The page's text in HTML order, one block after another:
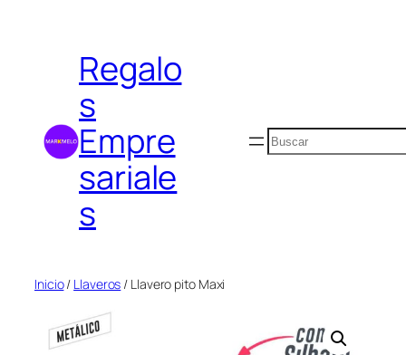
contenidoRegalo
s
Empre
sariale
s
Buscar
Inicio/ Llaveros / Llavero pito Maxi